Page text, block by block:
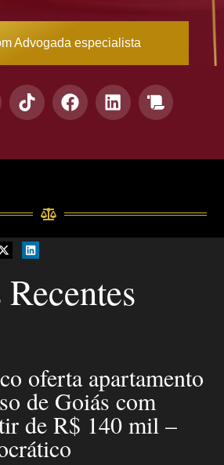
Advogada especialista
oferta apartamento
de Goiás com
de R$ 140 mil –